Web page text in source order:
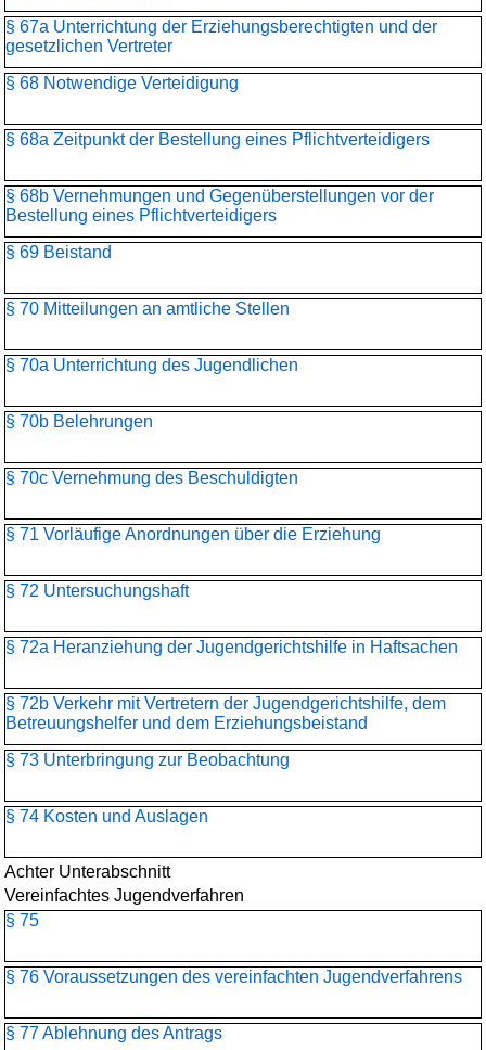
§ 67a Unterrichtung der Erziehungsberechtigten und der
gesetzlichen Vertreter
§ 68 Notwendige Verteidigung
§ 68a Zeitpunkt der Bestellung eines Pflichtverteidigers
§ 68b Vernehmungen und Gegenüberstellungen vor der
Bestellung eines Pflichtverteidigers
§ 69 Beistand
§ 70 Mitteilungen an amtliche Stellen
§ 70a Unterrichtung des Jugendlichen
§ 70b Belehrungen
§ 70c Vernehmung des Beschuldigten
§ 71 Vorläufige Anordnungen über die Erziehung
§ 72 Untersuchungshaft
§ 72a Heranziehung der Jugendgerichtshilfe in Haftsachen
§ 72b Verkehr mit Vertretern der Jugendgerichtshilfe, dem
Betreuungshelfer und dem Erziehungsbeistand
§ 73 Unterbringung zur Beobachtung
§ 74 Kosten und Auslagen
Achter Unterabschnitt
Vereinfachtes Jugendverfahren
§ 75
§ 76 Voraussetzungen des vereinfachten Jugendverfahrens
§ 77 Ablehnung des Antrags